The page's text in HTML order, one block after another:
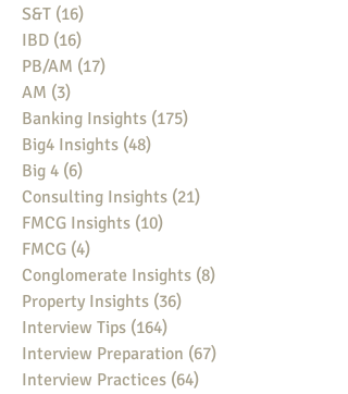
S&T (16)
IBD (16)
PB/AM (17)
AM (3)
Banking Insights (175)
Big4 Insights (48)
Big 4 (6)
Consulting Insights (21)
FMCG Insights (10)
FMCG (4)
Conglomerate Insights (8)
Property Insights (36)
Interview Tips (164)
Interview Preparation (67)
Interview Practices (64)